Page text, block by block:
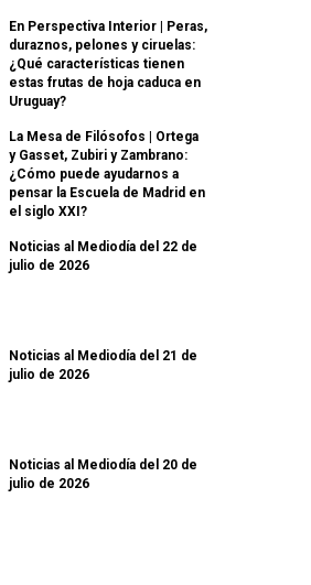
En Perspectiva Interior | Peras,
duraznos, pelones y ciruelas:
¿Qué características tienen
estas frutas de hoja caduca en
Uruguay?
La Mesa de Filósofos | Ortega
y Gasset, Zubiri y Zambrano:
¿Cómo puede ayudarnos a
pensar la Escuela de Madrid en
el siglo XXI?
Noticias al Mediodía del 22 de
julio de 2026
Noticias al Mediodía del 21 de
julio de 2026
Noticias al Mediodía del 20 de
julio de 2026